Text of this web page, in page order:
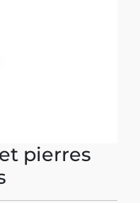
pierres